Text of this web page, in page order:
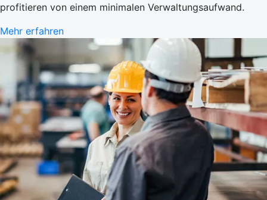
profitieren von einem minimalen Verwaltungsaufwand.
Mehr erfahren